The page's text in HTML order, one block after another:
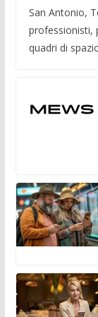
San Antonio,
professionisti,
quadri di